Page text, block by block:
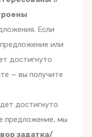
Если
или
достигнуто
— вы получите
достигнуто
предложение, мы
задатка/